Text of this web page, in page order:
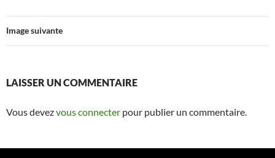
Image suivante
LAISSER UN COMMENTAIRE
Vous devezvous connecter pour publier un commentaire.